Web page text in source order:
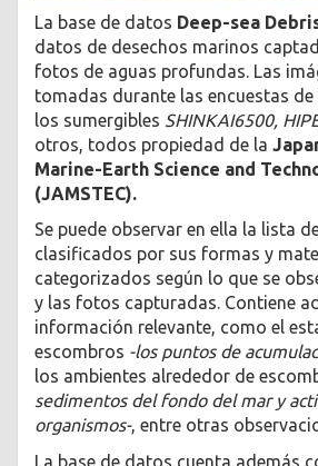
La base de datos Deep-sea
datos de desechos marinos
fotos de aguas profundas. Las
tomadas durante las encuestas
los sumergibles SHINKAI6500,
otros, todos propiedad de la
Marine-Earth Science and
(JAMSTEC).
Se puede observar en ella la lista
clasificados por sus formas y
categorizados según lo que se
y las fotos capturadas. Contiene
información relevante, como el
escombros -los puntos de
los ambientes alrededor de
sedimentos del fondo del mar y
organismos-, entre otras
La base de datos cuenta además